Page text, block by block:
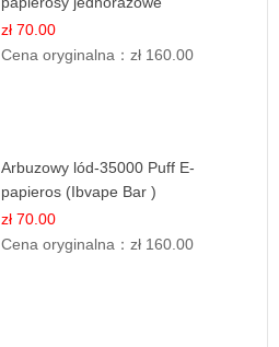
zł 70.00
Cena oryginalna：zł 160.00
Arbuzowy lód-35000 Puff E-
papieros (Ibvape Bar )
zł 70.00
Cena oryginalna：zł 160.00